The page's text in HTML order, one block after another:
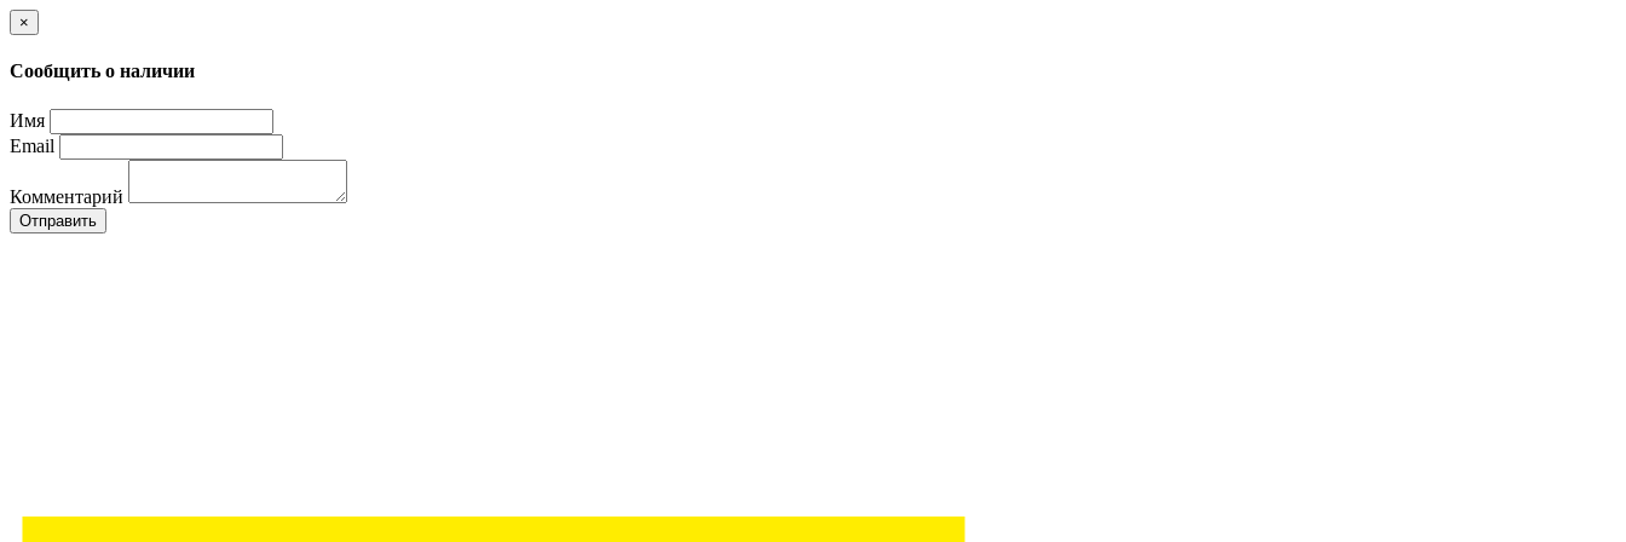
×
Сообщить о наличии
Имя
Email
Комментарий
Отправить